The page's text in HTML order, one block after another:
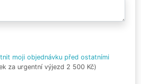
moji objednávku před ostatními
za urgentní výjezd 2 500 Kč)